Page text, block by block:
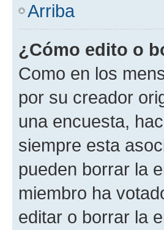
Arriba
¿Cómo edito o
Como en los
por su creador
una encuesta,
siempre esta
pueden borrar la
miembro ha
editar o borrar la